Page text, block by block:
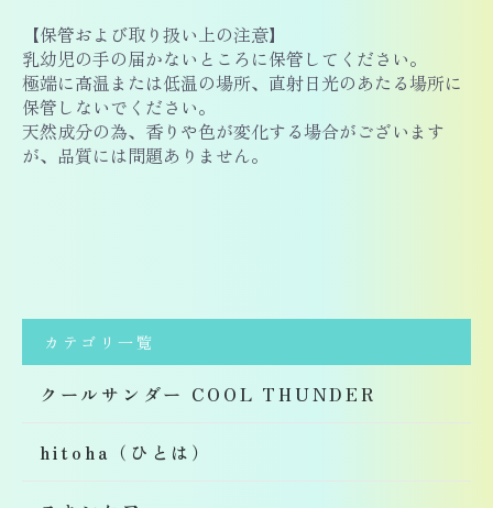
【保管および取り扱い上の注意】
乳幼児の手の届かないところに保管してください。
極端に高温または低温の場所、直射日光のあたる場所に
保管しないでください。
天然成分の為、香りや色が変化する場合がございます
が、品質には問題ありません。
カテゴリ一覧
クールサンダー COOL THUNDER
hitoha（ひとは）